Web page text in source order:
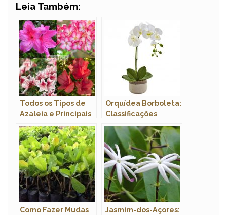
Leia Também:
Todos os Tipos de
Azaleia e Principais
Fotos
Orquídea Borboleta:
Classificações
Científico
Como Fazer Mudas
Jasmim-dos-Açores: